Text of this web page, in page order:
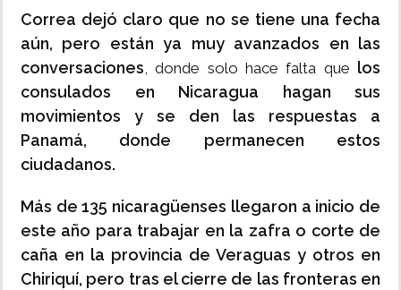
Correa dejó claro que no se tiene una fecha
aún, pero están ya muy avanzados en las
conversaciones, donde solo hace falta que los
consulados en Nicaragua hagan sus
movimientos y se den las respuestas a
Panamá, donde permanecen estos
ciudadanos.
Más de 135 nicaragüenses llegaron a inicio de
este año para trabajar en la zafra o corte de
caña en la provincia de Veraguas y otros en
Chiriquí, pero tras el cierre de las fronteras en